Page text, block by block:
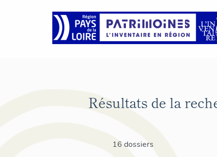
Résultats de la
16 dossiers